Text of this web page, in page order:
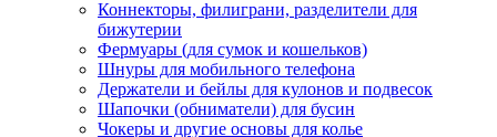
Коннекторы, филиграни, разделители для
бижутерии
Фермуары (для сумок и кошельков)
Шнуры для мобильного телефона
Держатели и бейлы для кулонов и подвесок
Шапочки (обниматели) для бусин
Чокеры и другие основы для колье